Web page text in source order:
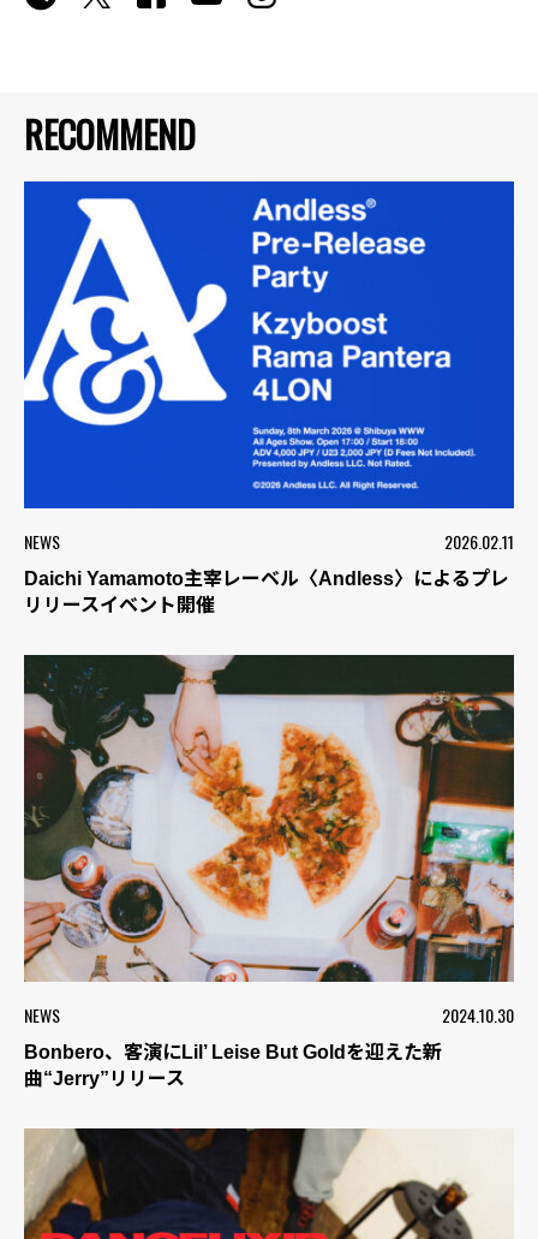
RECOMMEND
NEWS 2026.02.11
Daichi Yamamoto主宰レーベル〈Andless〉によるプレ
リリースイベント開催
NEWS 2024.10.30
Bonbero、客演にLil’ Leise But Goldを迎えた新
曲“Jerry”リリース